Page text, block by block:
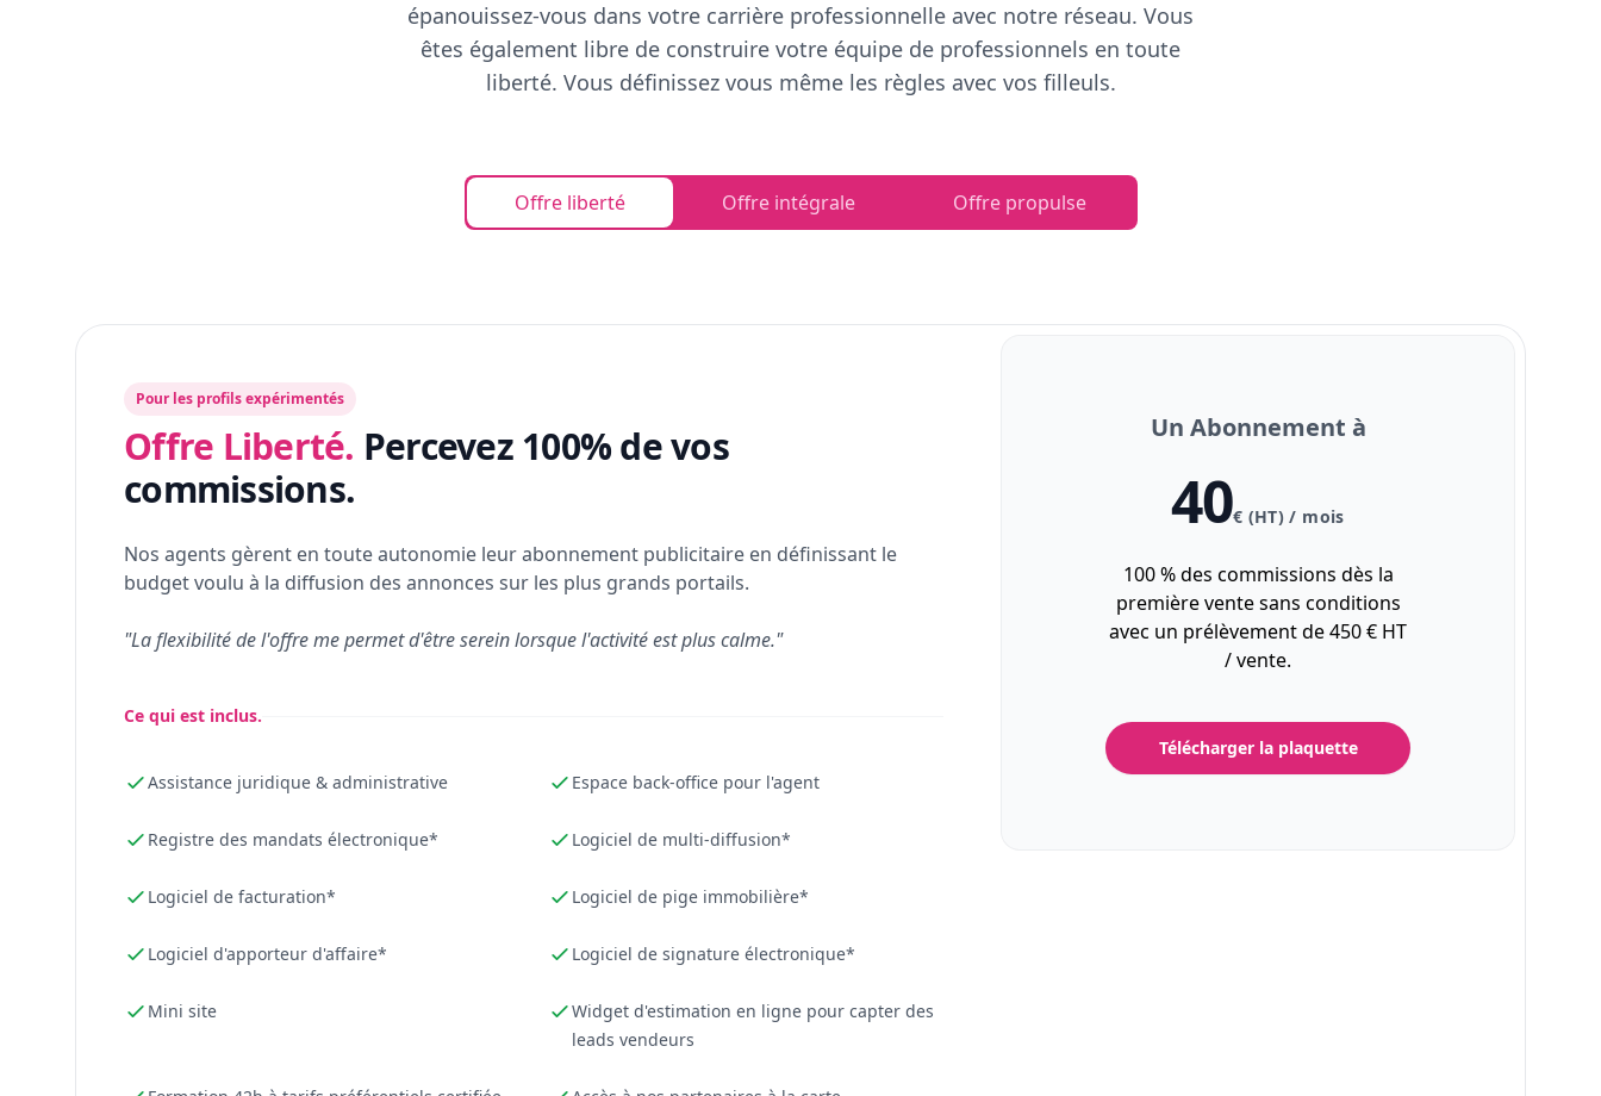
épanouissez-vous dans votre carrière professionnelle avec notre réseau. Vous
êtes également libre de construire votre équipe de professionnels en toute
liberté. Vous définissez vous même les règles avec vos filleuls.
Offre liberté Offre intégrale Offre propulse
Pour les profils expérimentés
Offre Liberté. Percevez 100% de vos
commissions.
Nos agents gèrent en toute autonomie leur abonnement publicitaire en définissant le
budget voulu à la diffusion des annonces sur les plus grands portails.
"La flexibilité de l'offre me permet d'être serein lorsque l'activité est plus calme."
Ce qui est inclus.
Assistance juridique & administrative Espace back-office pour l'agent
Registre des mandats électronique* Logiciel de multi-diffusion*
Logiciel de facturation* Logiciel de pige immobilière*
Logiciel d'apporteur d'affaire* Logiciel de signature électronique*
Mini site
Widget d'estimation en ligne pour capter des
leads vendeurs
Un Abonnement à
40€ (HT) / mois
100 % des commissions dès la
première vente sans conditions
avec un prélèvement de 450 € HT
/ vente.
Télécharger la plaquette